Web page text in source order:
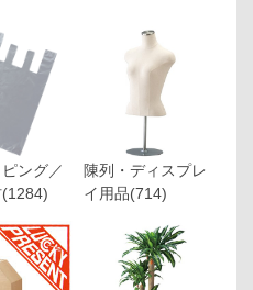
ング／
(1284)
陳列・ディスプレ
イ用品(714)